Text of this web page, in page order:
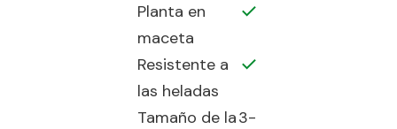
Planta en
maceta
Resistente a
las heladas
Tamaño de la3-